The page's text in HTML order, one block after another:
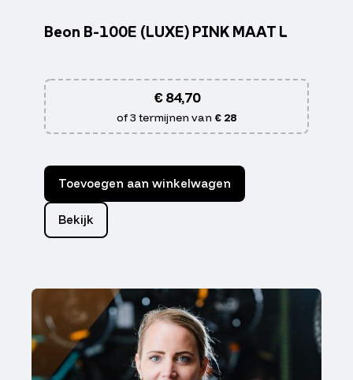
Beon B-100E (LUXE) PINK MAAT L
€84,70
of 3 termijnen van € 28
Toevoegen aan winkelwagen
Bekijk